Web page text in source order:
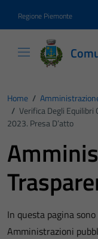
Regione Piemonte
Home /
/ Verifica Degli Equilibri
2023. Presa D’atto
In questa pagina
Amministrazioni